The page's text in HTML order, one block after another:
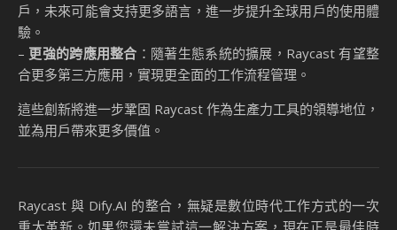
戶，未來可能會支持更多語言，進一步提升全球用戶的使用體
驗。
– 更強的跨應用整合 ：隨著生態系統的擴展，Raycast 有望整
合更多第三方應用，實現更全面的工作流程管理。
這些創新將進一步鞏固 Raycast 作為生產力工具的領導地位，
並為用戶帶來更多價值。
Raycast 與 Dify.AI 的整合，無疑是數位時代工作方式的一次